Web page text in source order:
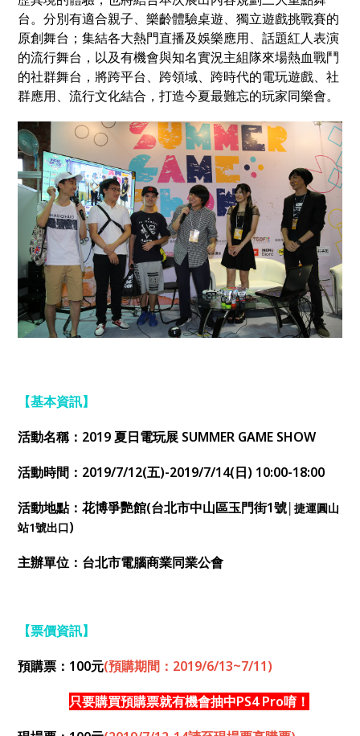
台。分別有適合親子、樂齡體驗桌遊、獨立遊戲挑戰賽的
原創舞台；集結各大熱門直播及娛樂應用、話題紅人表演
的流行舞台，以及有機會與知名實況主組隊來場熱血戰鬥
的社群舞台，將跨平台、跨領域、跨時代的電玩遊戲、社
群應用、流行文化結合，打造今夏最難忘的玩家同樂會。
【基本資訊】
活動名稱：2019 夏日電玩展 SUMMER GAME SHOW
活動時間：2019/7/12(五)-2019/7/14(日) 10:00-18:00
活動地點：花博爭艷館(台北市中山區玉門街1號 │捷運圓山
站1號出口)
主辦單位：台北市電腦商業同業公會
【票價資訊】
預購票：100元(預購期間：2019/6/13~7/11)
只要購買預購票就有機會抽中PS4 Pro唷！